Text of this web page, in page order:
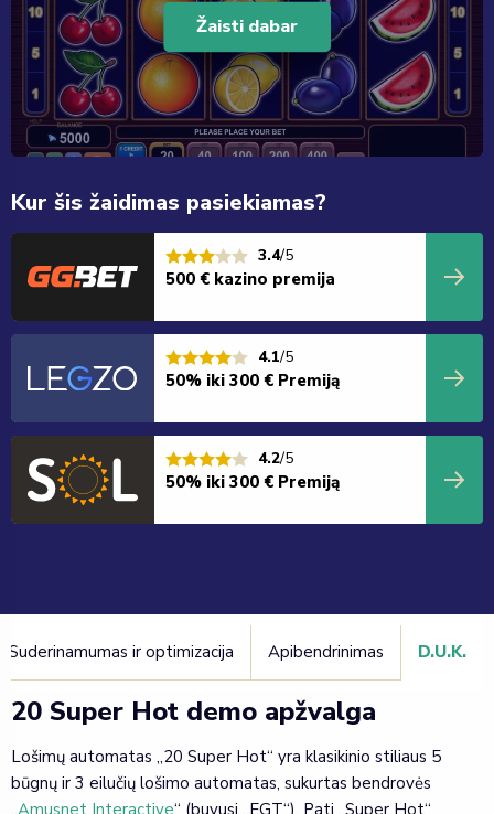
Žaisti dabar
Kur šis žaidimas pasiekiamas?
3.4/5
500 € kazino premija
4.1/5
50% iki 300 € Premiją
4.2/5
50% iki 300 € Premiją
Suderinamumas ir optimizacija Apibendrinimas D.U.K.
20 Super Hot demo apžvalga
Lošimų automatas „20 Super Hot“ yra klasikinio stiliaus 5
būgnų ir 3 eilučių lošimo automatas, sukurtas bendrovės